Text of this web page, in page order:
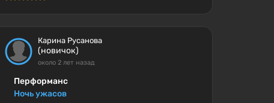
Карина Русанова
(новичок)
около 2 лет назад
Перформанс
Ночь ужасов